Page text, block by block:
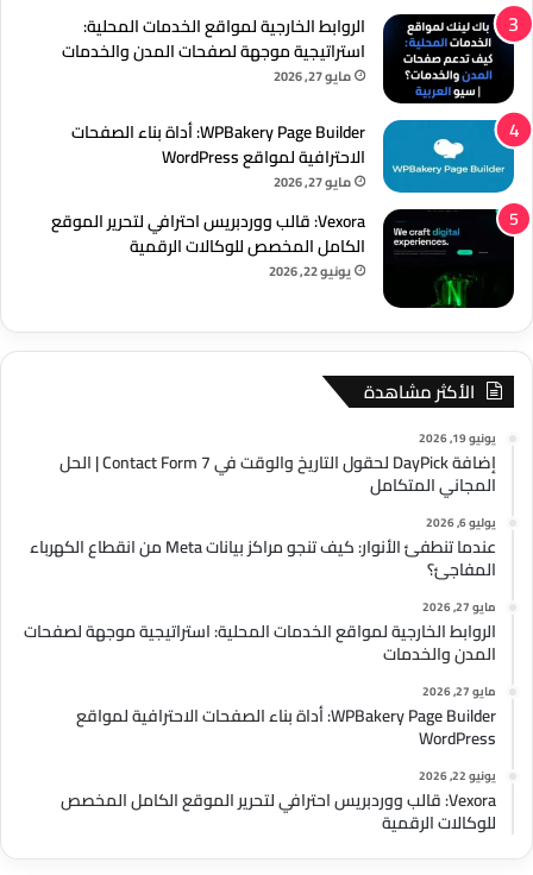
الروابط الخارجية لمواقع الخدمات المحلية:
استراتيجية موجهة لصفحات المدن والخدمات
مايو 27, 2026
WPBakery Page Builder: أداة بناء الصفحات
الاحترافية لمواقع WordPress
مايو 27, 2026
Vexora: قالب ووردبريس احترافي لتحرير الموقع
الكامل المخصص للوكالات الرقمية
يونيو 22, 2026
الأكثر مشاهدة
يونيو 19, 2026
إضافة DayPick لحقول التاريخ والوقت في Contact Form 7 | الحل
المجاني المتكامل
يوليو 6, 2026
عندما تنطفئ الأنوار: كيف تنجو مراكز بيانات Meta من انقطاع الكهرباء
المفاجئ؟
مايو 27, 2026
الروابط الخارجية لمواقع الخدمات المحلية: استراتيجية موجهة لصفحات
المدن والخدمات
مايو 27, 2026
WPBakery Page Builder: أداة بناء الصفحات الاحترافية لمواقع
WordPress
يونيو 22, 2026
Vexora: قالب ووردبريس احترافي لتحرير الموقع الكامل المخصص
للوكالات الرقمية